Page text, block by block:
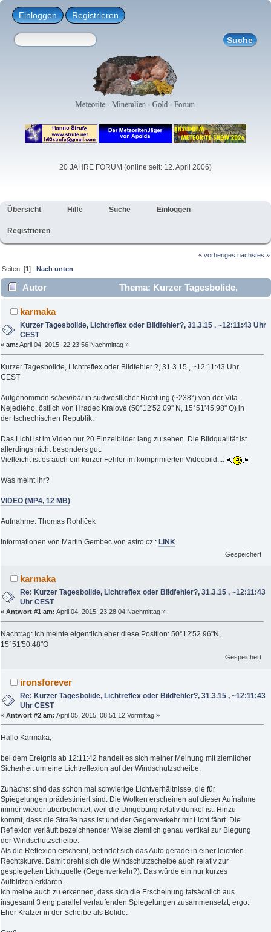
Einloggen Registrieren
20 JAHRE FORUM (online seit: 12. April 2006)
Übersicht Hilfe Suche Einloggen
Registrieren
« vorheriges nächstes »
Seiten: [1]Nach unten
Autor
Thema: Kurzer Tagesbolide,
Lichtreflex oder Bildfehler?, 31.3.15 , ~12:11:43 Uhr CEST
(Gelesen 9790 mal)
karmaka
Kurzer Tagesbolide, Lichtreflex oder Bildfehler?, 31.3.15 , ~12:11:43 Uhr
CEST
« am: April 04, 2015, 22:23:56 Nachmittag »
Kurzer Tagesbolide, Lichtreflex oder Bildfehler ?, 31.3.15 , ~12:11:43 Uhr
CEST
Aufgenommen scheinbarin südwestlicher Richtung (~238°) von der Vita
Nejedlého, östlich von Hradec Králové (50°12'52.09'' N, 15°51'45.98'' O) in
der tschechischen Republik.
Das Licht ist im Video nur 20 Einzelbilder lang zu sehen. Die Bildqualität ist
allerdings nicht besonders gut.
Vielleicht ist es auch ein kurzer Fehler im komprimierten Videobild....
Was meint ihr?
VIDEO (MP4, 12 MB)
Aufnahme: Thomas Rohlíček
Informationen von Martin Gembec von astro.cz : LINK
Gespeichert
karmaka
Re: Kurzer Tagesbolide, Lichtreflex oder Bildfehler?, 31.3.15 , ~12:11:43
Uhr CEST
« Antwort #1 am: April 04, 2015, 23:28:04 Nachmittag »
Nachtrag: Ich meinte eigentlich eher diese Position: 50°12'52.96"N,
15°51'50.48"O
Gespeichert
ironsforever
Re: Kurzer Tagesbolide, Lichtreflex oder Bildfehler?, 31.3.15 , ~12:11:43
Uhr CEST
« Antwort #2 am: April 05, 2015, 08:51:12 Vormittag »
Hallo Karmaka,
bei dem Ereignis ab 12:11:42 handelt es sich meiner Meinung mit ziemlicher
Sicherheit um eine Lichtreflexion auf der Windschutzscheibe.
Zunächst sind das schon mal schwierige Lichtverhältnisse, die für
Spiegelungen prädestiniert sind: Die Wolken erscheinen auf dieser Aufnahme
immer wieder überbelichtet, weil die Umgebung relativ dunkel ist. Hinzu
kommt, dass die Straße nass ist und der Gegenverkehr mit Licht fährt. Die
Reflexion verläuft bezeichnender Weise ziemlich genau vertikal zur Biegung
der Windschutzscheibe.
Als die Reflexion erscheint, befindet sich das Auto gerade in einer leichten
Rechtskurve. Damit dreht sich die Windschutzscheibe auch relativ zur
gespiegelten Lichtquelle (Gegenverkehr?). Das würde ein nur kurzes
Aufblitzen erklären.
Ich meine auch zu erkennen, dass sich die Erscheinung tatsächlich aus
insgesamt 3 eng parallel verlaufenden Spiegelungen zusammensetzt, ergo:
Eher Kratzer in der Scheibe als Bolide.